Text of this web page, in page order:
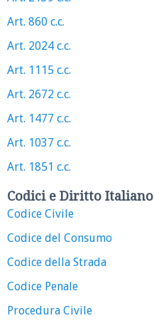
Art. 860 c.c.
Art. 2024 c.c.
Art. 1115 c.c.
Art. 2672 c.c.
Art. 1477 c.c.
Art. 1037 c.c.
Art. 1851 c.c.
Codici e Diritto Italiano
Codice Civile
Codice del Consumo
Codice della Strada
Codice Penale
Procedura Civile